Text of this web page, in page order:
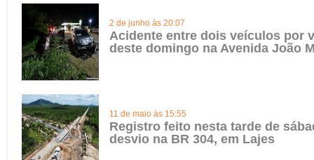
2 de junho às 20:07
Acidente entre dois veículos por
deste domingo na Avenida João
11 de maio às 15:55
Registro feito nesta tarde de
desvio na BR 304, em Lajes